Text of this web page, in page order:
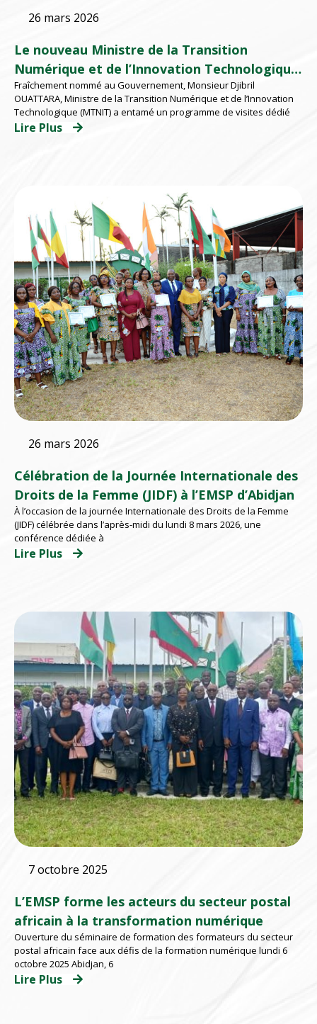
26 mars 2026
Le nouveau Ministre de la Transition
Numérique et de l’Innovation Technologique
à l’EMSP
Fraîchement nommé au Gouvernement, Monsieur Djibril
OUATTARA, Ministre de la Transition Numérique et de l’Innovation
Technologique (MTNIT) a entamé un programme de visites dédié
Lire Plus
26 mars 2026
Célébration de la Journée Internationale des
Droits de la Femme (JIDF) à l’EMSP d’Abidjan
À l’occasion de la journée Internationale des Droits de la Femme
(JIDF) célébrée dans l’après-midi du lundi 8 mars 2026, une
conférence dédiée à
Lire Plus
7 octobre 2025
L’EMSP forme les acteurs du secteur postal
africain à la transformation numérique
Ouverture du séminaire de formation des formateurs du secteur
postal africain face aux défis de la formation numérique lundi 6
octobre 2025 Abidjan, 6
Lire Plus